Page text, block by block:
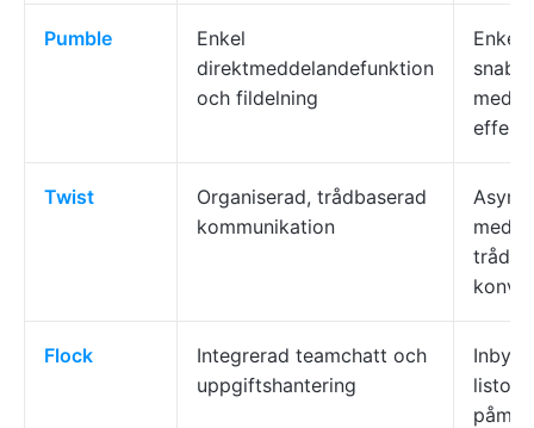
Pumble
Enkel
direktmeddelandefunktion
och fildelning
snabb
Twist
Organiserad, trådbaserad
kommunikation
Flock
Integrerad teamchatt och
uppgiftshantering
listor